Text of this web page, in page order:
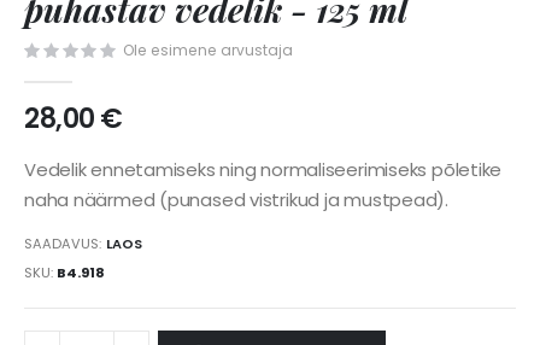
beginning
of
the
images
gallery
puhastav vedelik - 125 ml
Ole esimene arvustaja
28,00 €
Vedelik ennetamiseks ning normaliseerimiseks põletike
naha näärmed (punased vistrikud ja mustpead).
SAADAVUS: LAOS
SKU B4.918